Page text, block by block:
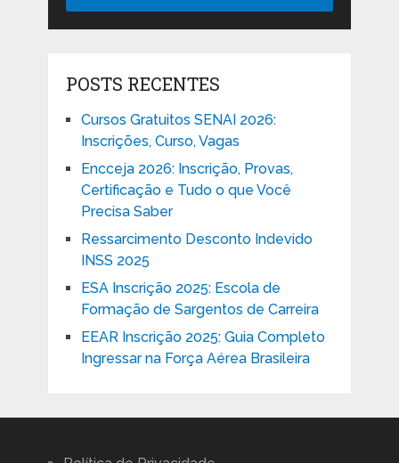
POSTS RECENTES
Cursos Gratuitos SENAI 2026:
Inscrições, Curso, Vagas
Encceja 2026: Inscrição, Provas,
Certificação e Tudo o que Você
Precisa Saber
Ressarcimento Desconto Indevido
INSS 2025
ESA Inscrição 2025: Escola de
Formação de Sargentos de Carreira
EEAR Inscrição 2025: Guia Completo
Ingressar na Força Aérea Brasileira